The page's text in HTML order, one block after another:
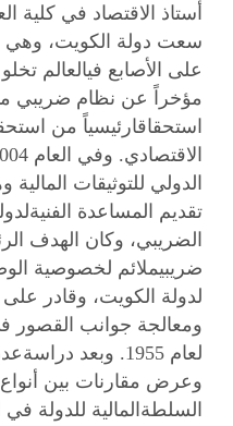
أستاذ الاقتصاد في كلية
سعت دولة الكويت، وهي
على الأصابع فيالعالم
مؤخراً عن نظام ضريبي
استحقاقارئيسياً من
الدولي للتوثيقات
تقديم المساعدة
الضريبي، وكان الهدف
ضريبيملائم لخصوصية
لدولة الكويت، وقادر
ومعالجة جوانب
لعام 1955. وبعد
وعرض مقارنات بين